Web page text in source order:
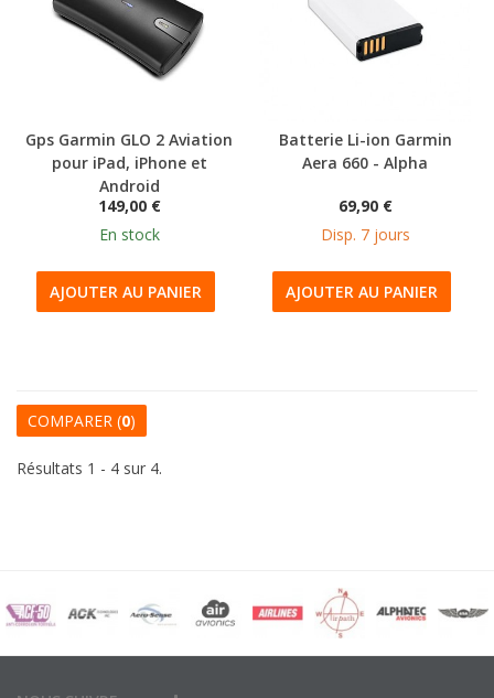
Gps Garmin GLO 2 Aviation
pour iPad, iPhone et
Android
149,00 €
En stock
AJOUTER AU PANIER
Batterie Li-ion Garmin
Aera 660 - Alpha
69,90 €
Disp. 7 jours
AJOUTER AU PANIER
COMPARER (0)
Résultats 1 - 4 sur 4.